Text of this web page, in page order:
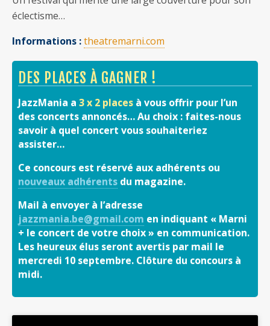
éclectisme…
Informations :theatremarni.com
DES PLACES À GAGNER !
JazzMania a 3 x 2 places à vous offrir pour l’un
des concerts annoncés… Au choix : faites-nous
savoir à quel concert vous souhaiteriez
assister…
Ce concours est réservé aux adhérents ou
nouveaux adhérents du magazine.
Mail à envoyer à l’adresse
jazzmania.be@gmail.com en indiquant « Marni
+ le concert de votre choix » en communication.
Les heureux élus seront avertis par mail le
mercredi 10 septembre. Clôture du concours à
midi.